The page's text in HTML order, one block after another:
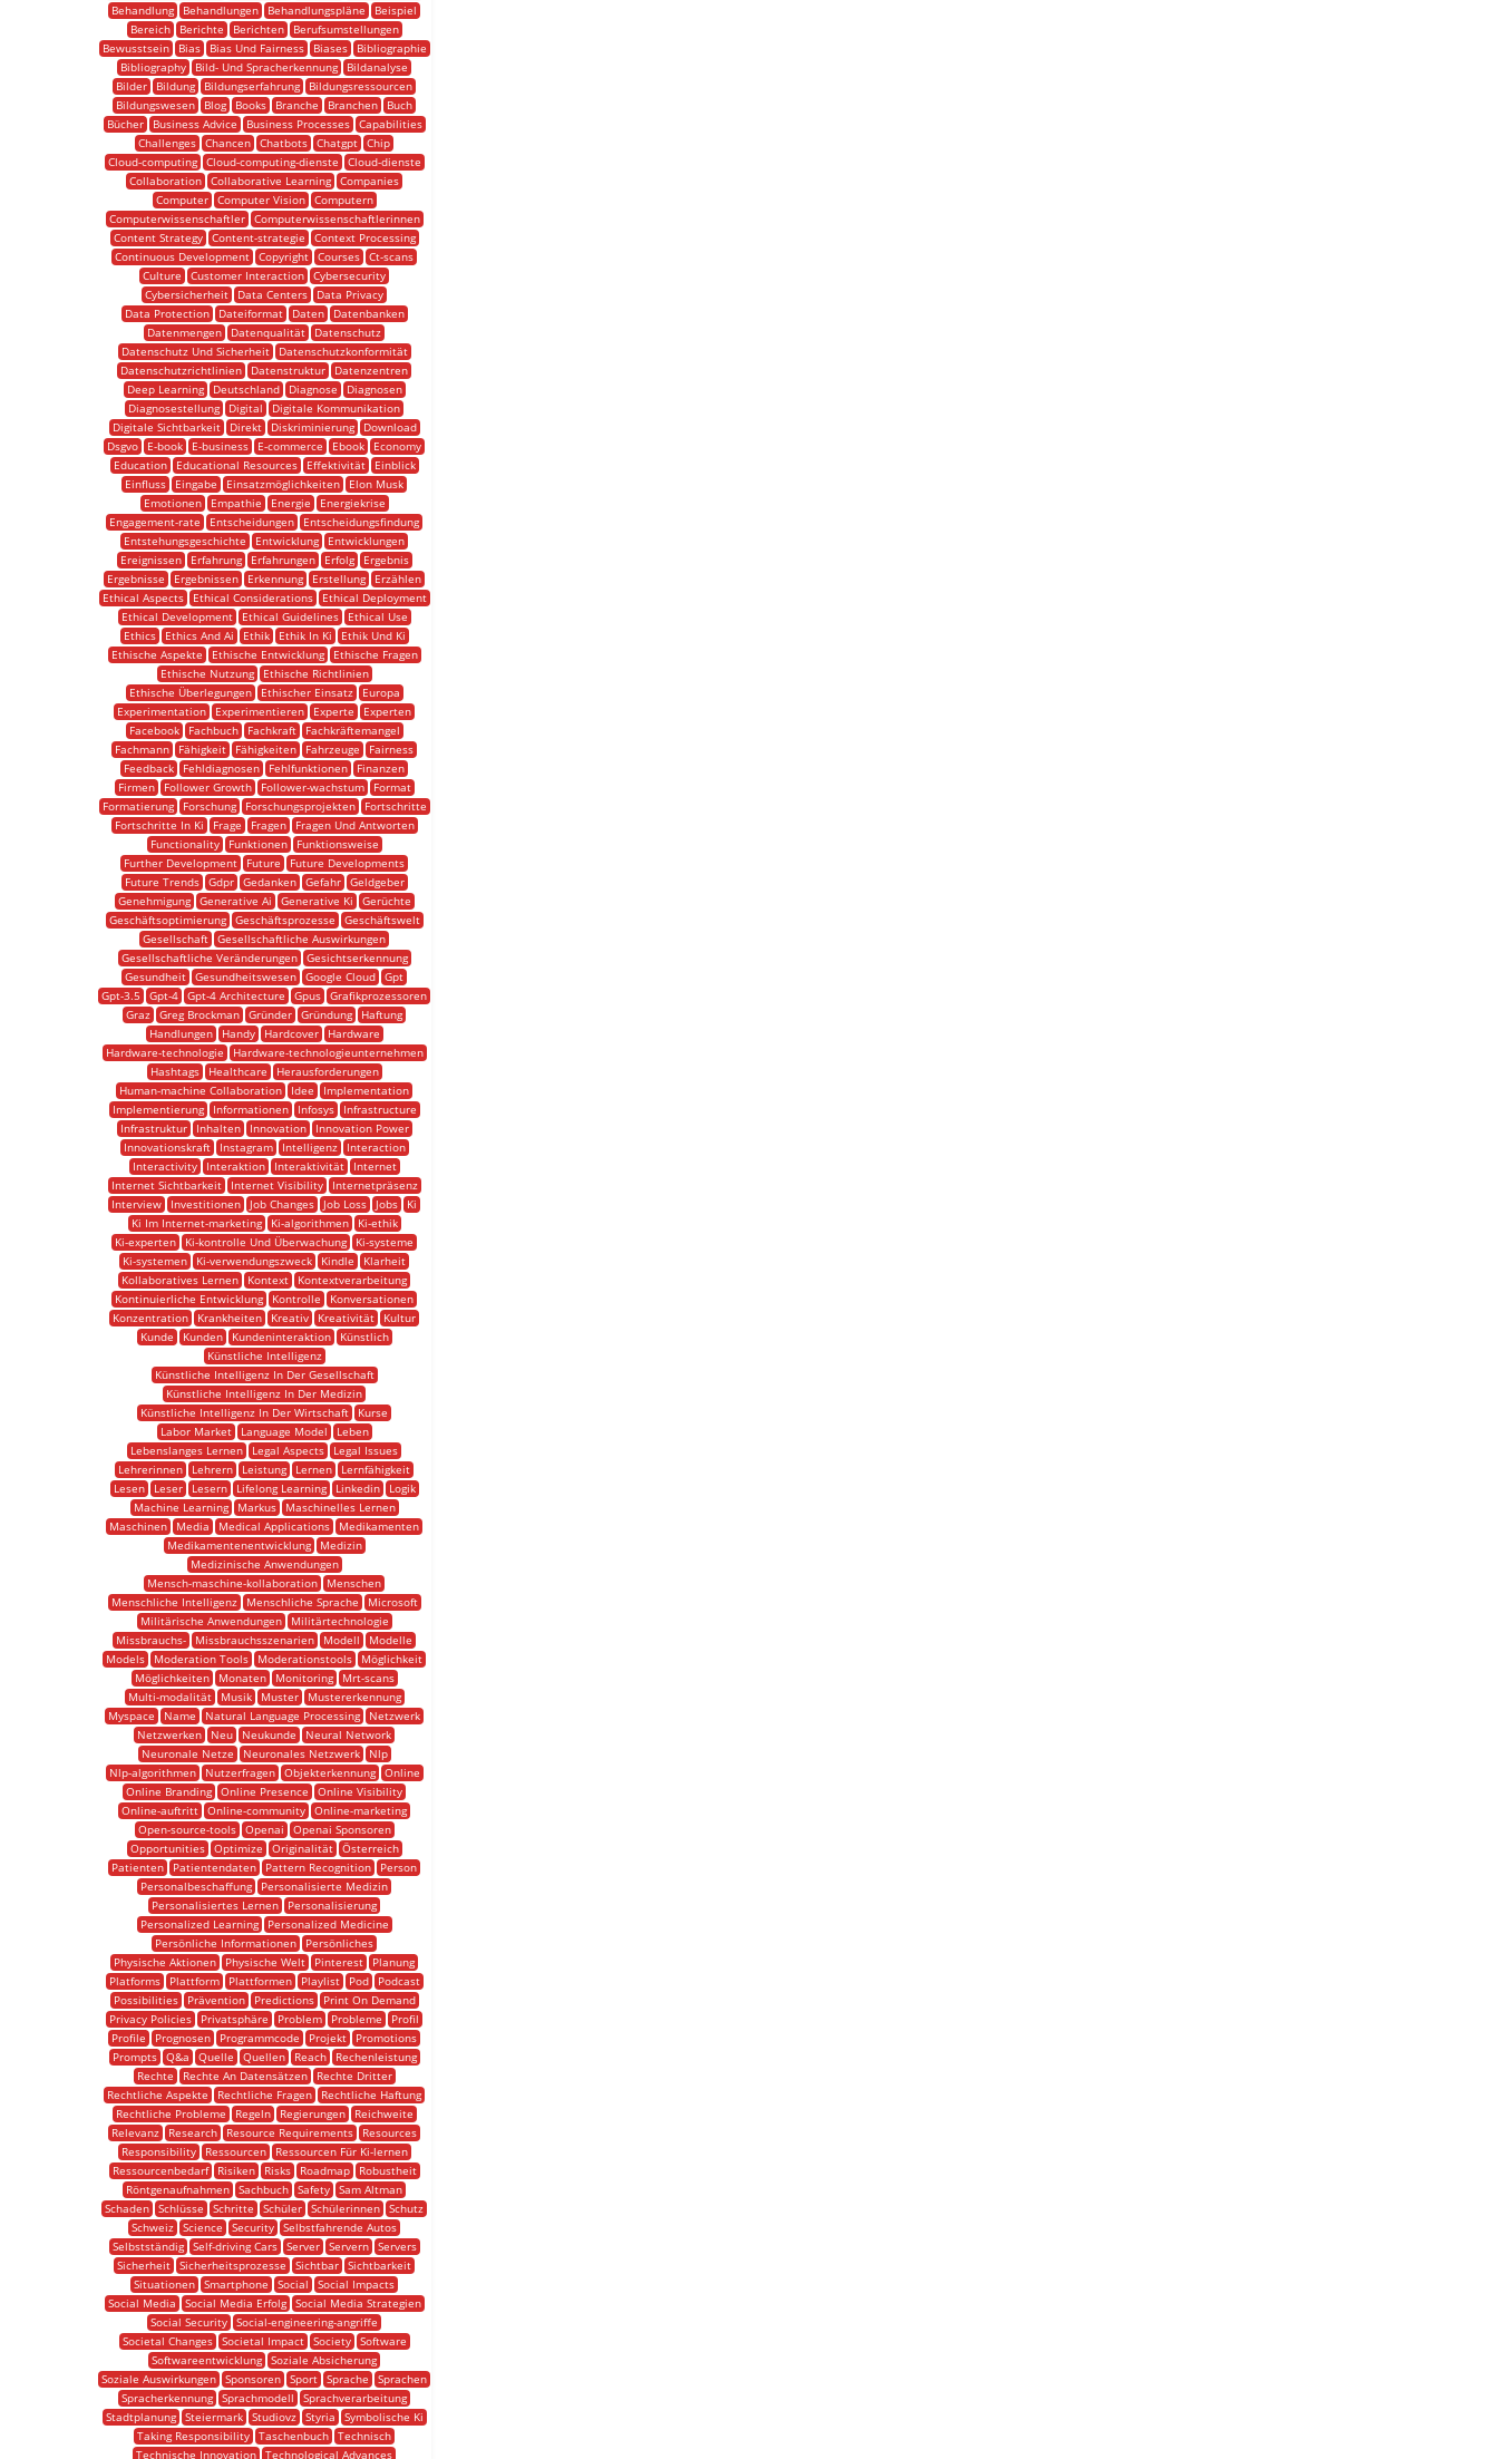
Behandlung
Behandlungen Behandlungspläne
Beispiel
Bereich
Berichte Berichten
Berufsumstellungen
Bewusstsein
Bias Bias Und Fairness Biases
Bibliographie
Bibliography
Bild- Und Spracherkennung
Bildanalyse
Bilder
Bildung Bildungserfahrung
Bildungsressourcen
Bildungswesen
Blog Books Branche Branchen
Buch
Bücher
Business Advice Business Processes
Capabilities
Challenges Chancen Chatbots Chatgpt Chip
Cloud-computing
Cloud-computing-dienste
Cloud-dienste
Collaboration Collaborative Learning Companies
Computer
Computer Vision
Computern
Computerwissenschaftler
Computerwissenschaftlerinnen
Content Strategy
Content-strategie
Context Processing
Continuous Development Copyright Courses Ct-scans
Culture
Customer Interaction Cybersecurity
Cybersicherheit
Data Centers
Data Privacy
Data Protection
Dateiformat Daten
Datenbanken
Datenmengen
Datenqualität
Datenschutz
Datenschutz Und Sicherheit
Datenschutzkonformität
Datenschutzrichtlinien
Datenstruktur
Datenzentren
Deep Learning
Deutschland Diagnose
Diagnosen
Diagnosestellung
Digital
Digitale Kommunikation
Digitale Sichtbarkeit
Direkt Diskriminierung
Download
Dsgvo
E-book E-business E-commerce Ebook
Economy
Education
Educational Resources Effektivität
Einblick
Einfluss
Eingabe Einsatzmöglichkeiten
Elon Musk
Emotionen
Empathie Energie
Energiekrise
Engagement-rate
Entscheidungen
Entscheidungsfindung
Entstehungsgeschichte
Entwicklung
Entwicklungen
Ereignissen
Erfahrung Erfahrungen Erfolg
Ergebnis
Ergebnisse
Ergebnissen Erkennung Erstellung
Erzählen
Ethical Aspects
Ethical Considerations
Ethical Deployment
Ethical Development
Ethical Guidelines
Ethical Use
Ethics
Ethics And Ai Ethik Ethik In Ki
Ethik Und Ki
Ethische Aspekte
Ethische Entwicklung
Ethische Fragen
Ethische Nutzung
Ethische Richtlinien
Ethische Überlegungen
Ethischer Einsatz
Europa
Experimentation
Experimentieren Experte
Experten
Facebook
Fachbuch Fachkraft
Fachkräftemangel
Fachmann
Fähigkeit Fähigkeiten Fahrzeuge
Fairness
Feedback
Fehldiagnosen Fehlfunktionen
Finanzen
Firmen
Follower Growth Follower-wachstum
Format
Formatierung
Forschung Forschungsprojekten
Fortschritte
Fortschritte In Ki
Frage Fragen
Fragen Und Antworten
Functionality
Funktionen
Funktionsweise
Further Development
Future
Future Developments
Future Trends
Gdpr Gedanken Gefahr
Geldgeber
Genehmigung
Generative Ai Generative Ki
Gerüchte
Geschäftsoptimierung
Geschäftsprozesse
Geschäftswelt
Gesellschaft Gesellschaftliche Auswirkungen
Gesellschaftliche Veränderungen
Gesichtserkennung
Gesundheit Gesundheitswesen Google Cloud Gpt
Gpt-3.5
Gpt-4 Gpt-4 Architecture Gpus Grafikprozessoren
Graz Greg Brockman Gründer Gründung
Haftung
Handlungen
Handy Hardcover
Hardware
Hardware-technologie
Hardware-technologieunternehmen
Hashtags
Healthcare
Herausforderungen
Human-machine Collaboration
Idee
Implementation
Implementierung
Informationen Infosys
Infrastructure
Infrastruktur
Inhalten Innovation
Innovation Power
Innovationskraft
Instagram Intelligenz
Interaction
Interactivity
Interaktion Interaktivität
Internet
Internet Sichtbarkeit
Internet Visibility
Internetpräsenz
Interview
Investitionen Job Changes Job Loss Jobs
Ki
Ki Im Internet-marketing
Ki-algorithmen
Ki-ethik
Ki-experten
Ki-kontrolle Und Überwachung
Ki-systeme
Ki-systemen
Ki-verwendungszweck Kindle
Klarheit
Kollaboratives Lernen
Kontext
Kontextverarbeitung
Kontinuierliche Entwicklung
Kontrolle
Konversationen
Konzentration
Krankheiten Kreativ Kreativität
Kultur
Kunde
Kunden Kundeninteraktion
Künstlich
Künstliche Intelligenz
Künstliche Intelligenz In Der Gesellschaft
Künstliche Intelligenz In Der Medizin
Künstliche Intelligenz In Der Wirtschaft
Kurse
Labor Market
Language Model
Leben
Lebenslanges Lernen
Legal Aspects
Legal Issues
Lehrerinnen
Lehrern Leistung Lernen
Lernfähigkeit
Lesen
Leser Lesern Lifelong Learning Linkedin
Logik
Machine Learning
Markus
Maschinelles Lernen
Maschinen
Media Medical Applications
Medikamenten
Medikamentenentwicklung
Medizin
Medizinische Anwendungen
Mensch-maschine-kollaboration
Menschen
Menschliche Intelligenz
Menschliche Sprache
Microsoft
Militärische Anwendungen
Militärtechnologie
Missbrauchs-
Missbrauchsszenarien Modell
Modelle
Models
Moderation Tools Moderationstools
Möglichkeit
Möglichkeiten
Monaten Monitoring
Mrt-scans
Multi-modalität
Musik Muster
Mustererkennung
Myspace
Name Natural Language Processing
Netzwerk
Netzwerken
Neu Neukunde
Neural Network
Neuronale Netze
Neuronales Netzwerk
Nlp
Nlp-algorithmen
Nutzerfragen Objekterkennung
Online
Online Branding Online Presence
Online Visibility
Online-auftritt Online-community Online-marketing
Open-source-tools
Openai
Openai Sponsoren
Opportunities
Optimize Originalität
Österreich
Patienten
Patientendaten Pattern Recognition
Person
Personalbeschaffung
Personalisierte Medizin
Personalisiertes Lernen
Personalisierung
Personalized Learning
Personalized Medicine
Persönliche Informationen
Persönliches
Physische Aktionen
Physische Welt Pinterest
Planung
Platforms
Plattform Plattformen Playlist Pod
Podcast
Possibilities
Prävention Predictions
Print On Demand
Privacy Policies
Privatsphäre Problem Probleme
Profil
Profile
Prognosen Programmcode Projekt
Promotions
Prompts
Q&a Quelle Quellen Reach
Rechenleistung
Rechte
Rechte An Datensätzen
Rechte Dritter
Rechtliche Aspekte
Rechtliche Fragen
Rechtliche Haftung
Rechtliche Probleme
Regeln Regierungen
Reichweite
Relevanz
Research Resource Requirements
Resources
Responsibility
Ressourcen
Ressourcen Für Ki-lernen
Ressourcenbedarf
Risiken Risks Roadmap
Robustheit
Röntgenaufnahmen Sachbuch Safety Sam Altman
Schaden Schlüsse Schritte Schüler Schülerinnen Schutz
Schweiz Science Security Selbstfahrende Autos
Selbstständig
Self-driving Cars Server Servern
Servers
Sicherheit Sicherheitsprozesse Sichtbar Sichtbarkeit
Situationen Smartphone Social
Social Impacts
Social Media
Social Media Erfolg
Social Media Strategien
Social Security Social-engineering-angriffe
Societal Changes
Societal Impact Society
Software
Softwareentwicklung Soziale Absicherung
Soziale Auswirkungen Sponsoren Sport Sprache
Sprachen
Spracherkennung Sprachmodell
Sprachverarbeitung
Stadtplanung
Steiermark Studiovz Styria
Symbolische Ki
Taking Responsibility Taschenbuch Technisch
Technische Innovation Technological Advances